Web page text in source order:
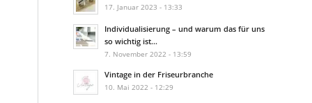
17. Januar 2023 - 13:33
Individualisierung – und warum das für uns
so wichtig ist…
7. November 2022 - 13:59
Vintage in der Friseurbranche
10. Mai 2022 - 12:29